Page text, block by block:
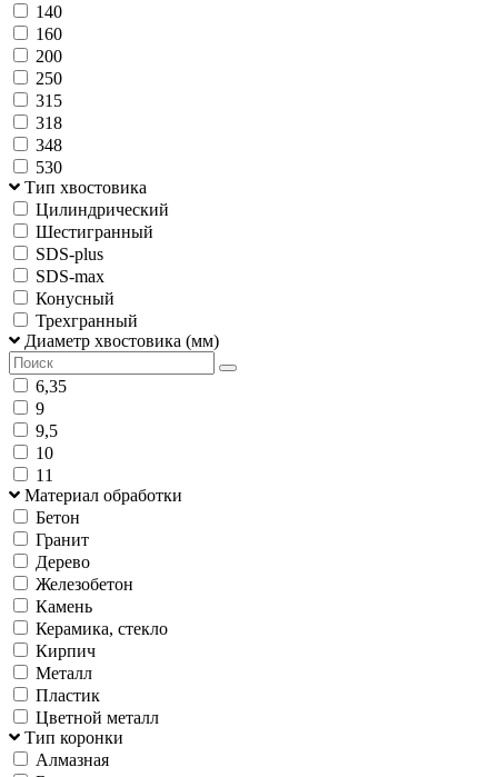
140
160
200
250
315
318
348
530
Тип хвостовика
Цилиндрический
Шестигранный
SDS-plus
SDS-max
Конусный
Трехгранный
Диаметр хвостовика (мм)
6,35
9
9,5
10
11
Материал обработки
Бетон
Гранит
Дерево
Железобетон
Камень
Керамика, стекло
Кирпич
Металл
Пластик
Цветной металл
Тип коронки
Алмазная